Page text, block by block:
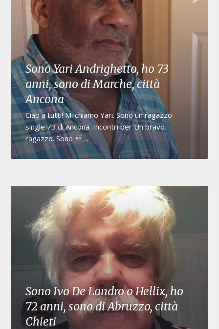
Sono Yari Andrighetto, ho 73
anni, sono di Marche, città
Ancona
Ciao a tutti! Mi chiamo Yari. Sono un ragazzo
single 73 di Ancona. Incontri per Un bravo
ragazzo. Sono  ...
Sono Ivo De Landro o Hellix, ho
72 anni, sono di Abruzzo, città
Chieti